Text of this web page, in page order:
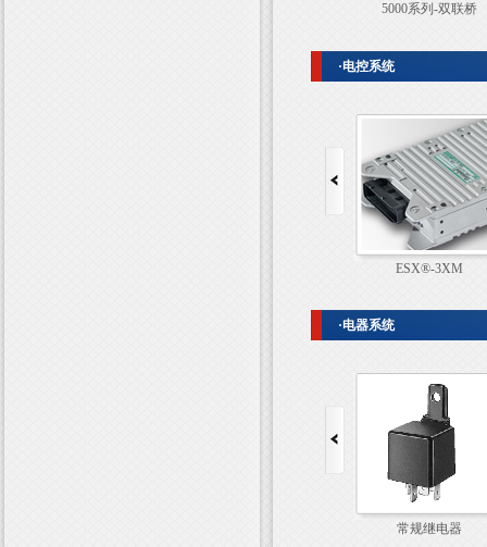
5000系列-双联桥
·电控系统
ESX®-3XM
·电器系统
常规继电器